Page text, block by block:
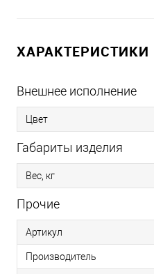
ХАРАКТЕРИСТИКИ
Внешнее исполнение
Цвет
Габариты изделия
Вес, кг
Прочие
Артикул
Производитель